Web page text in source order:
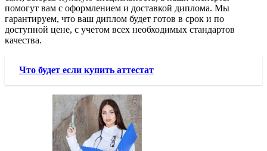
помогут вам с оформлением и доставкой диплома. Мы
гарантируем, что ваш диплом будет готов в срок и по
доступной цене, с учетом всех необходимых стандартов
качества.
Что будет если купить аттестат